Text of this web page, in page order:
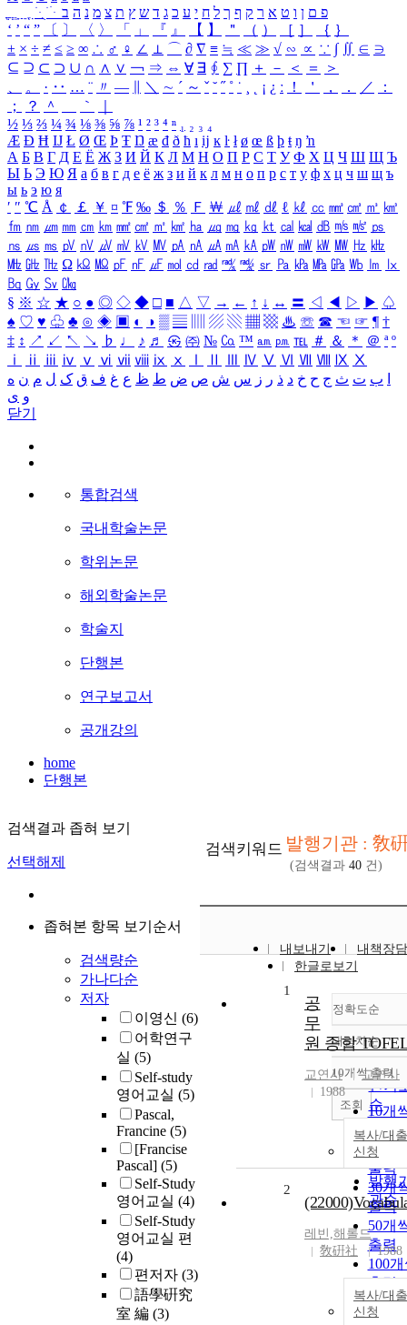
ִֶֹ ֻּ ׁׂ פ ם ן ו ט א ר ק ף ך ל ח י ע כ ג ד ש ץ ת צ מ נ ה ב
‘ ’ “ ” 〔 〕 〈 〉 「 」 『 』 【 】 ＂ （ ） ［ ］ ｛ ｝
± × ÷ ≠ ≤ ≥ ∞ ∴ ♂ ♀ ∠ ⊥ ⌒ ∂ ∇ ≡ ≒ ≪ ≫ √ ∽ ∝ ∵ ∫ ∬ ∈ ∋
⊆ ⊇ ⊂ ⊃ ∪ ∩ ∧ ∨ ￢ ⇒ ⇔ ∀ ∃ ∮ ∑ ∏ ＋ － ＜ ＝
＞
、
。 · ‥ … ¨ 〃 ― ＼ ∼ ´ ～ ˇ ˘ ˝ ˚ ˙ ¸ ¡ ¿ ː ！ ＇ ， ． ／
：
；
？ ＾ ｀
½ ⅓ ⅔ ¼ ¾ ⅛ ⅜ ⅝ ⅞ ¹ ² ³ ⁴ ⁿ ₁ ₂ ₃ ₄
Æ Ð Ħ Ĳ Ł Ø Œ Þ Ŧ Ŋ æ đ ð ħ ı ĳ ĸ ŀ ł ø œ ß þ ŧ ŋ ŉ
А Б В Г Д Е Ё Ж З И Й К Л М Н О П Р С Т У Ф Х Ц Ч Ш Щ Ъ
Ы Ь Э Ю Я а б в г д е ё ж з и й к л м н о п р с т у ф х ц ч ш щ ъ
ы ь э ю я
′ ″ ℃ Å ￠ ￡ ￥ ¤ ℉ ‰ ＄ ％ Ｆ ￦ ㎕ ㎖ ㎗ ℓ ㎘ ㏄ ㎣ ㎤ ㎥ ㎦
㎙ ㎚ ㎛ ㎜ ㎝ ㎞ ㎟ ㎠ ㎡ ㎢ ㏊ ㎍ ㎎ ㎏ ㏏ ㎈ ㎉ ㏈ ㎧ ㎨ ㎰
㎱ ㎲ ㎳ ㎴ ㎵ ㎶ ㎷ ㎸ ㎹ ㎀ ㎁ ㎂ ㎃ ㎄ ㎺ ㎻ ㎽ ㎾ ㎿ ㎐ ㎑
㎒ ㎓ ㎔ Ω ㏀ ㏁ ㎊ ㎋ ㎌ ㏖ ㏅ ㎭ ㎮ ㎯ ㏛ ㎩ ㎪ ㎫ ㎬ ㏝ ㏐
㏓
㏃ ㏉ ㏜ ㏆
§ ※ ☆ ★ ○ ● ◎ ◇ ◆ □ ■ △ ▽ → ← ↑ ↓ ↔ 〓 ◁ ◀ ▷ ▶ ♤
♠ ♡ ♥ ♧ ♣ ⊙ ◈ ▣ ◐ ◑ ▒ ▤ ▨ ▧ ▦ ▩ ♨ ☏ ☎ ☜ ☞ ¶ †
‡ ↕ ↗ ↙ ↖ ↘ ♭ ♩ ♪ ♬ ㉿ ㈜ № ㏇ ™ ㏂ ㏘ ℡ ＃ ＆ ＊ ＠ ª º
ⅰ
ⅱ ⅲ ⅳ ⅴ ⅵ ⅶ ⅷ ⅸ ⅹ Ⅳ Ⅴ Ⅵ Ⅶ Ⅷ Ⅸ Ⅹ
ب ت ث ج ح خ د ذ ر ز س ش ص ض ط ظ ع غ ف ق ک ل م ن ه
و ی
닫기
통합검색
국내학술논문
학위논문
해외학술논문
학술지
단행본
연구보고서
공개강의
home
단행본
검색결과 좁혀 보기
선택해제
좁혀본 항목 보기순서
검색량순
가나다순
저자
이영신 (6)
어학연구
실 (5)
Self-study
영어교실 (5)
Pascal,
Francine (5)
[Francise
Pascal] (5)
Self-Study
영어교실 (4)
Self-Study
영어교실 편
(4)
편저자 (3)
語學硏究
室 編 (3)
검색키워드 발행기관 : 敎
(검색결과 40 건)
내보내기
내책장
한글로보기
정확도순
정확
순
인기
순
제목
저자
발행
관순
내림차순
내림
10개씩 출력
10개
출력
20개
출력
30개
출력
50개
출력
100
출력
조회
1
공
무
원 종합
교연사
교연사
1988
복사/대출
신청
2
레빈,해롤드
敎硏社
1988
복사/대출
신청